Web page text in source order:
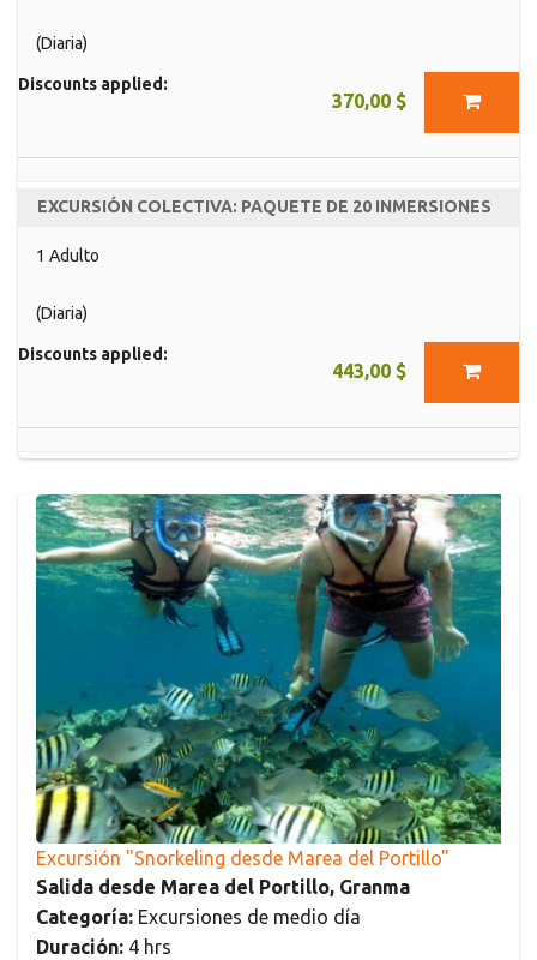
(Diaria)
370,00 $
Discounts applied:
EXCURSIÓN COLECTIVA: PAQUETE DE 20 INMERSIONES
1 Adulto
(Diaria)
443,00 $
Discounts applied:
Excursión "Snorkeling desde Marea del Portillo"
Salida desde Marea del Portillo, Granma
Categoría: Excursiones de medio día
Duración: 4 hrs